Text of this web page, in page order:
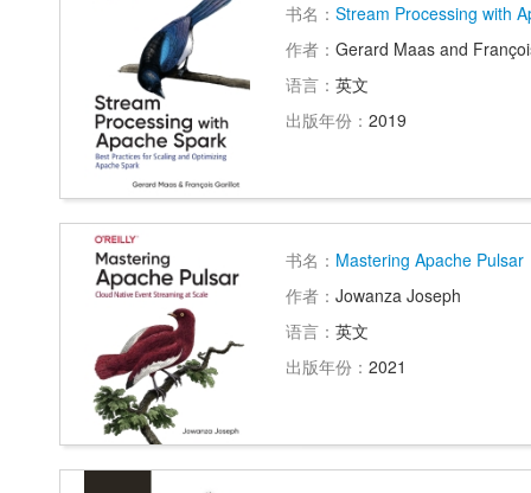
书名： Stream Processing with
作者： Gerard Maas and
语言： 英文
出版年份： 2019
书名： Mastering Apache Pulsar
作者： Jowanza Joseph
语言： 英文
出版年份： 2021